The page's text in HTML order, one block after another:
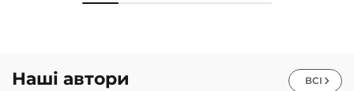
Наші автори ВСІ